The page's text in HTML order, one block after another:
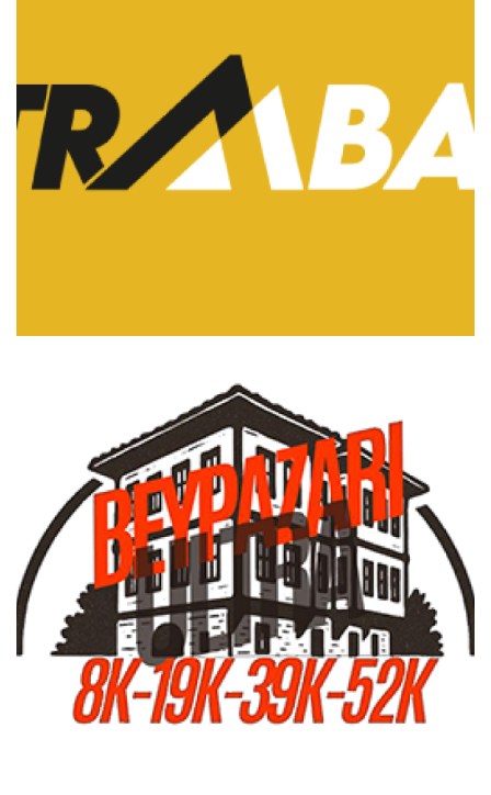
ULTRA MARATONLAR
ULTRA MARATONLAR